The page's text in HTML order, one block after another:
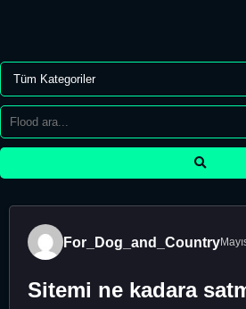
For_Dog_and_Country
Sitemi ne kadara